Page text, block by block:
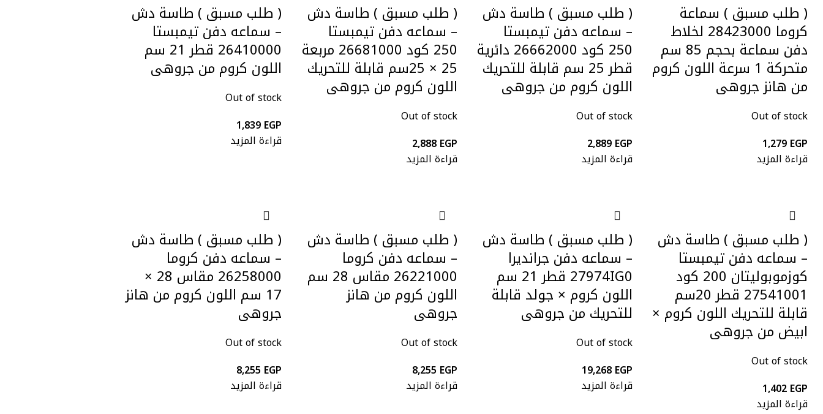
( طلب مسبق ) سماعة
كروما 28423000 لخلاط
دفن سماعة بحجم 85 سم
متحركة 1 سرعة اللون كروم
من هانز جروهى
Out of stock
1,279EGP
قراءة المزيد
( طلب مسبق ) طاسة دش
– سماعه دفن تيمبستا
250 كود 26662000 دائرية
قطر 25 سم قابلة للتحريك
اللون كروم من جروهى
Out of stock
2,889EGP
قراءة المزيد
( طلب مسبق ) طاسة دش
– سماعه دفن تيمبستا
250 كود 26681000 مربعة
25 × 25سم قابلة للتحريك
اللون كروم من جروهى
Out of stock
2,888EGP
قراءة المزيد
( طلب مسبق ) طاسة دش
– سماعه دفن تيمبستا
26410000 قطر 21 سم
اللون كروم من جروهى
Out of stock
1,839EGP
قراءة المزيد
( طلب مسبق ) طاسة دش
– سماعه دفن تيمبستا
كوزموبوليتان 200 كود
27541001 قطر 20سم
قابلة للتحريك اللون كروم ×
ابيض من جروهى
Out of stock
1,402EGP
قراءة المزيد
( طلب مسبق ) طاسة دش
– سماعه دفن جرانديرا
27974IG0 قطر 21 سم
اللون كروم × جولد قابلة
للتحريك من جروهى
Out of stock
19,268EGP
قراءة المزيد
( طلب مسبق ) طاسة دش
– سماعه دفن كروما
26221000 مقاس 28 سم
اللون كروم من هانز
جروهى
Out of stock
8,255 EGP
قراءة المزيد
( طلب مسبق ) طاسة دش
– سماعه دفن كروما
26258000 مقاس 28 ×
17 سم اللون كروم من هانز
جروهى
Out of stock
8,255 EGP
قراءة المزيد